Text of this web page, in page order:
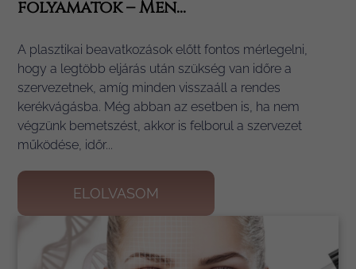
folyamatok – Men...
A plasztikai beavatkozások előtt fontos mérlegelni,
hogy a legtöbb eljárás után szükség van időre a
szervezetnek, amíg minden visszaáll a rendes
kerékvágásba. Még abban az esetben is, ha nem
végzünk bemetszést, akkor is felborul a szervezet
működése, időr...
ELOLVASOM